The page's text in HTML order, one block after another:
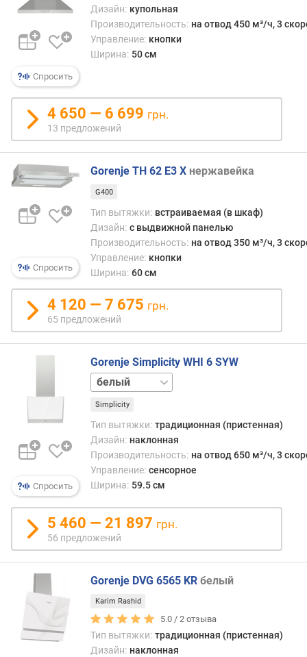
у
а
(
Б
к
л
и
ч
с
т
с
к
р
о
л
и
е
с
т
в
о
д
и
г
а
е
Спросить
Дизайн: купольная
Производительность: на отвод 450 м³/ч, 3
Управление: кнопки
Ширина: 50 см
4 650 — 6 699 грн.
13 предложений
Спросить
Gorenje TH 62 E3 X нержавейка
G400
Тип вытяжки: встраиваемая (в шкаф)
Дизайн: с выдвижной панелью
Производительность: на отвод 350 м³/ч, 3
Управление: кнопки
Ширина: 60 см
4 120 — 7 675 грн.
65 предложений
Спросить
Gorenje Simplicity WHI 6 SYW
черный
Simplicity
Тип вытяжки: традиционная (пристенная)
Дизайн: наклонная
Производительность: на отвод 650 м³/ч, 3
Управление: сенсорное
Ширина: 59.5 см
5 460 — 21 897 грн.
56 предложений
Gorenje DVG 6565 KR белый
Karim Rashid
5.0 /2 отзыва
Тип вытяжки: традиционная (пристенная)
Дизайн: наклонная